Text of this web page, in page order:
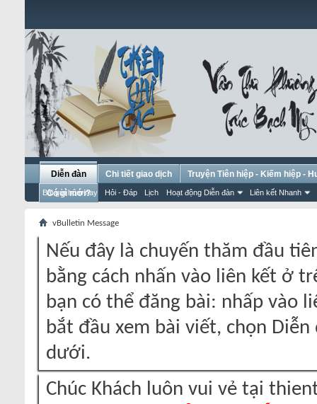
Diễn đàn
Bài gửi hôm nay Hỏi - Đáp Lịch Hoạt động Diễn đàn Liên kết Nhanh
Chi tiết giao dịch
Truyện Tiên hiệp - Kiếm hiệp -
Có gì mới?
vBulletin Message
Nếu đây là chuyến thăm đầu
bằng cách nhấn vào liên kết ở
bạn có thể đăng bài: nhấp vào
bắt đầu xem bài viết, chọn
dưới.
Chúc Khách luôn vui vẻ tại